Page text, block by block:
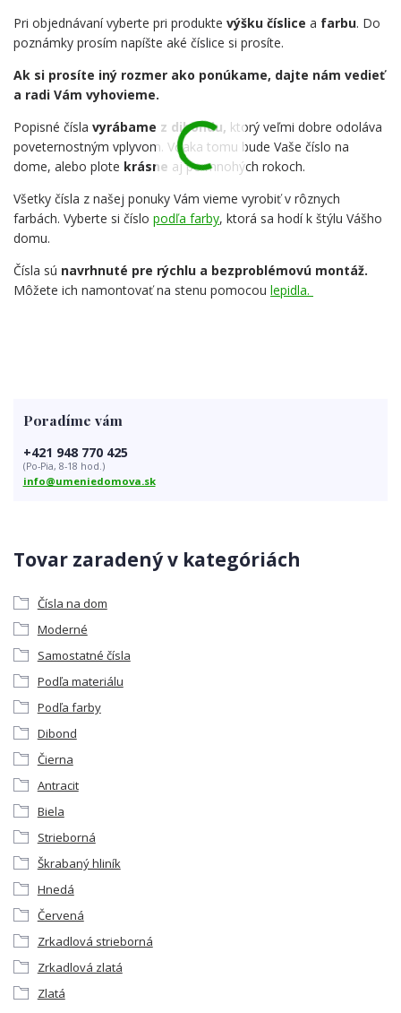
Pri objednávaní vyberte pri produkte výšku číslice a farbu. Do
poznámky prosím napíšte aké číslice si prosíte.
Ak si prosíte iný rozmer ako ponúkame, dajte nám vedieť
a radi Vám vyhovieme.
Popisné čísla vyrábame z dibondu, ktorý veľmi dobre odoláva
poveternostným vplyvom. Vďaka tomu bude Vaše číslo na
dome, alebo plote krásne aj po mnohých rokoch.
Všetky čísla z našej ponuky Vám vieme vyrobiť v rôznych
farbách. Vyberte si číslo podľa farby, ktorá sa hodí k štýlu Vášho
domu.
Čísla sú navrhnuté pre rýchlu a bezproblémovú montáž.
Môžete ich namontovať na stenu pomocou lepidla.
Tovar zaradený v kategóriách
Čísla na dom
Moderné
Samostatné čísla
Podľa materiálu
Podľa farby
Dibond
Čierna
Antracit
Biela
Strieborná
Škrabaný hliník
Hnedá
Červená
Zrkadlová strieborná
Zrkadlová zlatá
Zlatá
Poradíme vám
+421 948 770 425
(Po-Pia, 8-18 hod.)
info@umeniedomova.sk